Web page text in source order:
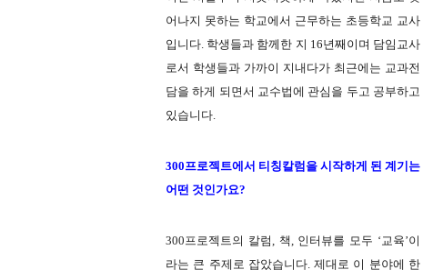
어나지 못하는 학교에서 근무하는 초등학교 교사
입니다. 학생들과 함께한 지 16년째이며 담임교사
로서 학생들과 가까이 지내다가 최근에는 교과전
담을 하게 되면서 교수법에 관심을 두고 공부하고
있습니다.
300프로젝트에서 티칭칼럼을 시작하게 된 계기는
어떤 것인가요?
300프로젝트의 칼럼, 책, 인터뷰를 모두 ‘교육’이
라는 큰 주제로 잡았습니다. 제대로 이 분야에 한